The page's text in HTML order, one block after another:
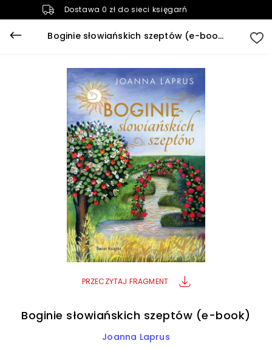
Dostawa 0 zł do sieci księgarń
Boginie słowiańskich szeptów (e-book)
PRZECZYTAJ FRAGMENT
Boginie słowiańskich szeptów (e-book)
Joanna Laprus